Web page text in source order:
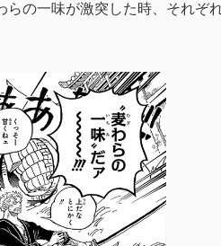
の一味が激突した時、それぞ